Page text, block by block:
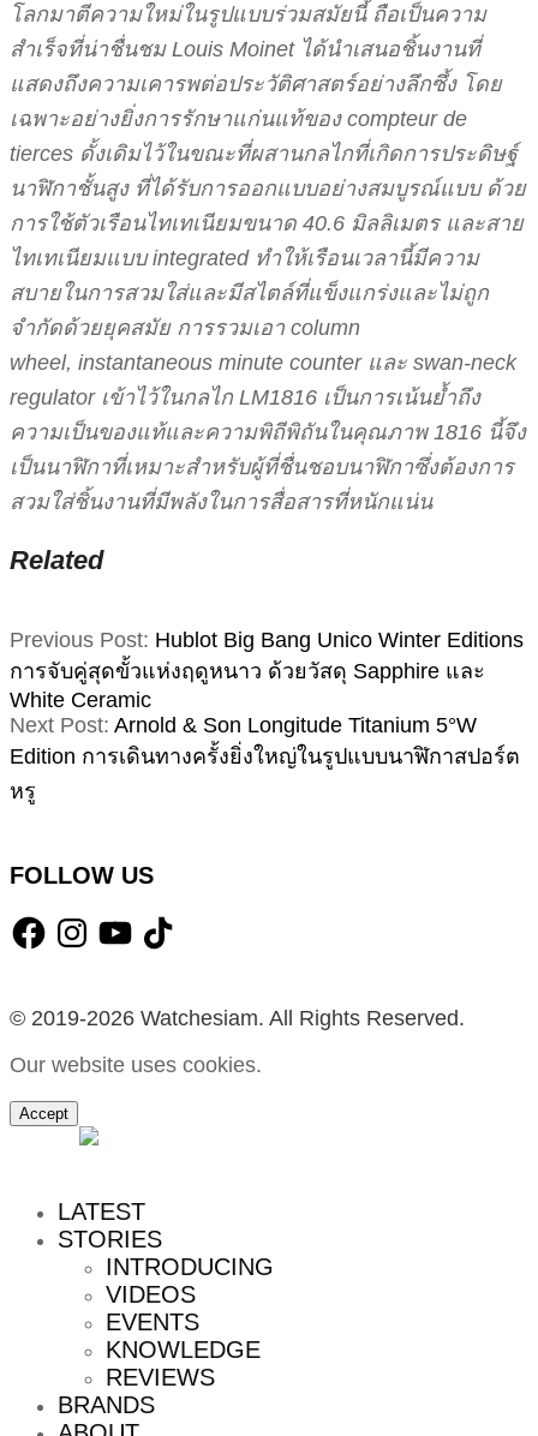
โลกมาตีความใหม่ในรูปแบบร่วมสมัยนี้ ถือเป็นความ
สำเร็จที่น่าชื่นชม Louis Moinet ได้นำเสนอชิ้นงานที่
แสดงถึงความเคารพต่อประวัติศาสตร์อย่างลึกซึ้ง โดย
เฉพาะอย่างยิ่งการรักษาแก่นแท้ของ compteur de
tierces ดั้งเดิมไว้ในขณะที่ผสานกลไกที่เกิดการประดิษฐ์
นาฬิกาชั้นสูง ที่ได้รับการออกแบบอย่างสมบูรณ์แบบ ด้วย
การใช้ตัวเรือนไทเทเนียมขนาด 40.6 มิลลิเมตร และสาย
ไทเทเนียมแบบ integrated ทำให้เรือนเวลานี้มีความ
สบายในการสวมใส่และมีสไตล์ที่แข็งแกร่งและไม่ถูก
จำกัดด้วยยุคสมัย การรวมเอา column
wheel, instantaneous minute counter และ swan-neck
regulator เข้าไว้ในกลไก LM1816 เป็นการเน้นย้ำถึง
ความเป็นของแท้และความพิถีพิถันในคุณภาพ 1816 นี้จึง
เป็นนาฬิกาที่เหมาะสำหรับผู้ที่ชื่นชอบนาฬิกาซึ่งต้องการ
สวมใส่ชิ้นงานที่มีพลังในการสื่อสารที่หนักแน่น
Related
2025-
11-
30
Previous Post: Hublot Big Bang Unico Winter Editions
การจับคู่สุดขั้วแห่งฤดูหนาว ด้วยวัสดุ Sapphire และ
White Ceramic
Next Post: Arnold & Son Longitude Titanium 5°W
Edition การเดินทางครั้งยิ่งใหญ่ในรูปแบบนาฬิกาสปอร์ต
หรู
FOLLOW US
FacebookInstagramYouTube
TikTok
© 2019-2026 Watchesiam. All Rights Reserved.
Our website uses cookies.
Accept
LATEST
STORIES
INTRODUCING
VIDEOS
EVENTS
KNOWLEDGE
REVIEWS
BRANDS